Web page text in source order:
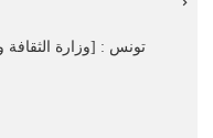
تونس : [وزارة